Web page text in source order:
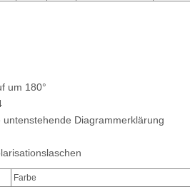
um 180°
Diagrammerklärung
Farbe